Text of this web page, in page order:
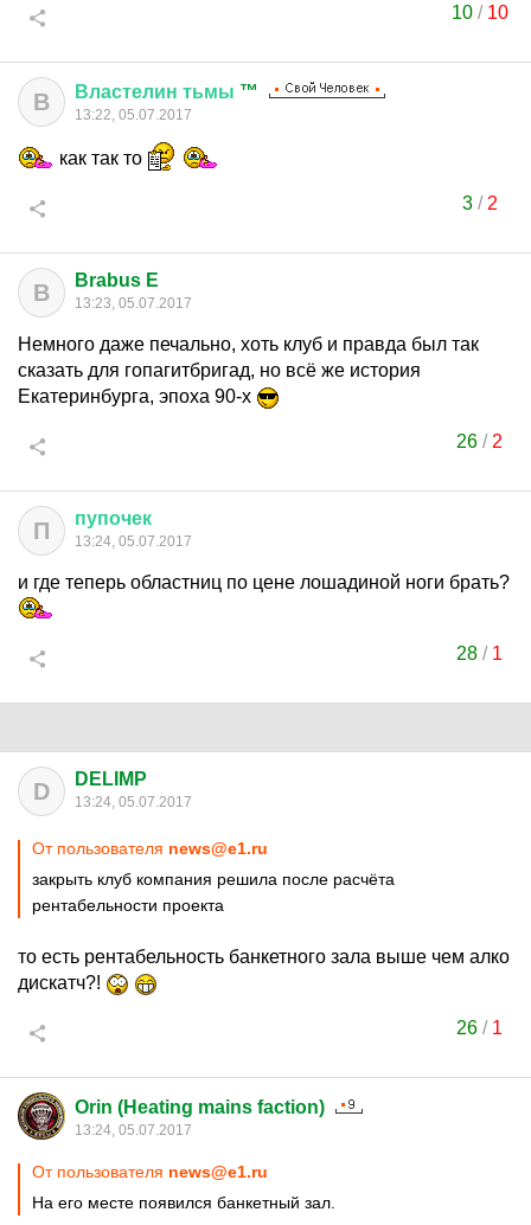
10/ 10
В Властелин тьмы ™
13:22, 05.07.2017
как так то
3/ 2
B Brabus E
13:23, 05.07.2017
Немного даже печально, хоть клуб и правда был так
сказать для гопагитбригад, но всё же история
Екатеринбурга, эпоха 90-х
26 / 2
П пупочек
13:24, 05.07.2017
и где теперь областниц по цене лошадиной ноги брать?
28 / 1
D DELIMP
13:24, 05.07.2017
От пользователя news@e1.ru
закрыть клуб компания решила после расчёта
рентабельности проекта
то есть рентабельность банкетного зала выше чем алко
дискатч?!
26 / 1
Orin (Heating mains faction)
13:24, 05.07.2017
От пользователя news@e1.ru
На его месте появился банкетный зал.